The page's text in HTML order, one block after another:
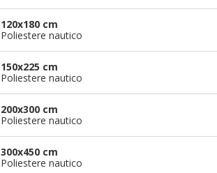
120x180 cm
Poliestere nautico
150x225 cm
Poliestere nautico
200x300 cm
Poliestere nautico
300x450 cm
Poliestere nautico